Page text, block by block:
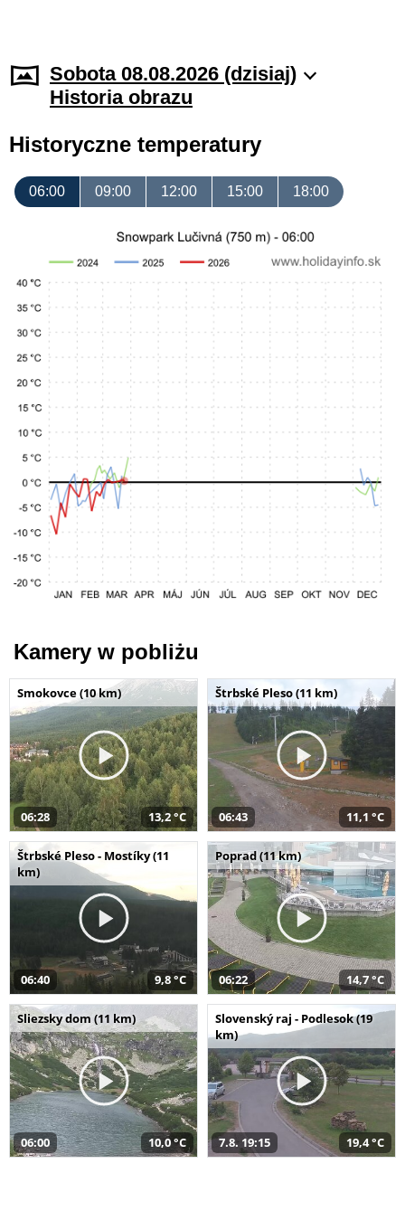
Sobota 08.08.2026 (dzisiaj)
Historia obrazu
Historyczne temperatury
06:00 09:00 12:00 15:00 18:00
Kamery w pobliżu
Smokovce (10 km)
06:28 13,2 °C
Štrbské Pleso (11 km)
06:43 11,1 °C
Štrbské Pleso - Mostíky (11
km)
06:40 9,8 °C
Poprad (11 km)
06:22 14,7 °C
Sliezsky dom (11 km)
06:00 10,0 °C
Slovenský raj - Podlesok (19
km)
7.8. 19:15 19,4 °C